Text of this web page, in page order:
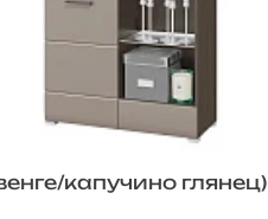
капучино глянец)